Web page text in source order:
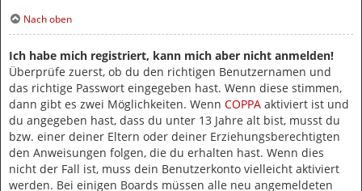
Nach oben
Ich habe mich registriert, kann mich aber nicht anmelden!
Überprüfe zuerst, ob du den richtigen Benutzernamen und
das richtige Passwort eingegeben hast. Wenn diese stimmen,
dann gibt es zwei Möglichkeiten. Wenn COPPA aktiviert ist und
du angegeben hast, dass du unter 13 Jahre alt bist, musst du
bzw. einer deiner Eltern oder deiner Erziehungsberechtigten
den Anweisungen folgen, die du erhalten hast. Wenn dies
nicht der Fall ist, muss dein Benutzerkonto vielleicht aktiviert
werden. Bei einigen Boards müssen alle neu angemeldeten